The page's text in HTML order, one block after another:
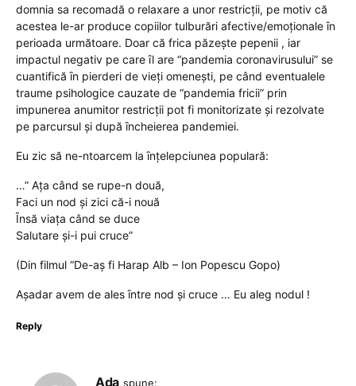
domnia sa recomadă o relaxare a unor restricții, pe motiv că
acestea le-ar produce copiilor tulburări afective/emoționale ȋn
perioada următoare. Doar că frica păzește pepenii , iar
impactul negativ pe care ȋl are “pandemia coronavirusului” se
cuantifică ȋn pierderi de vieți omenești, pe când eventualele
traume psihologice cauzate de “pandemia fricii” prin
impunerea anumitor restricții pot fi monitorizate și rezolvate
pe parcursul și după ȋncheierea pandemiei.
Eu zic să ne-ntoarcem la ȋnțelepciunea populară:
…” Ața când se rupe-n două,
Faci un nod și zici că-i nouă
Ȋnsă viața când se duce
Salutare și-i pui cruce”
(Din filmul “De-aș fi Harap Alb – Ion Popescu Gopo)
Așadar avem de ales ȋntre nod și cruce … Eu aleg nodul !
Reply
Ada spune: